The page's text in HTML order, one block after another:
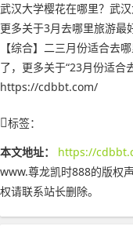
武汉大学樱花在哪里？武汉
更多关于3月去哪里旅游最
【综合】二三月份适合去
了，更多关于“23月份适合
https://cdbbt.com/
标签：
本文地址：
https://
www.尊龙凯时888的版权声
权请联系站长删除。